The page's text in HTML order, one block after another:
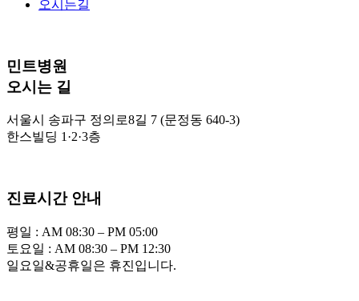
오시는길
민트병원
오시는 길
서울시 송파구 정의로8길 7 (문정동 640-3)
한스빌딩 1·2·3층
진료시간 안내
평일 : AM 08:30 – PM 05:00
토요일 : AM 08:30 – PM 12:30
일요일&공휴일은 휴진입니다.